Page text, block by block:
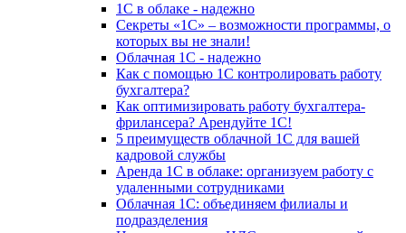
1С в облаке - надежно
Секреты «1С» – возможности программы, о
которых вы не знали!
Облачная 1С - надежно
Как с помощью 1С контролировать работу
бухгалтера?
Как оптимизировать работу бухгалтера-
фрилансера? Арендуйте 1С!
5 преимуществ облачной 1С для вашей
кадровой службы
Аренда 1С в облаке: организуем работу с
удаленными сотрудниками
Облачная 1С: объединяем филиалы и
подразделения